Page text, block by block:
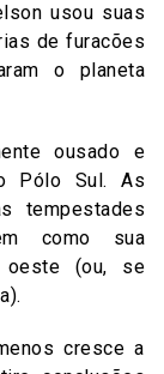
usou suas
de furacões
o planeta
ousado e
Pólo Sul. As
tempestades
como sua
(ou, se
cresce a